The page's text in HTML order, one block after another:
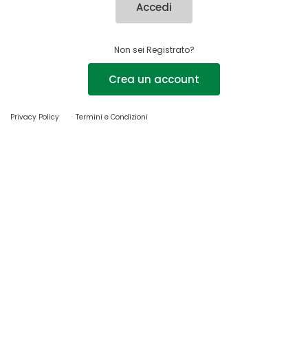
Accedi
Non sei Registrato?
Crea un account
Privacy Policy Termini e Condizioni